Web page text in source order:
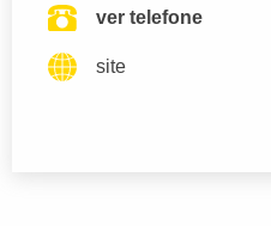
ver telefone
site